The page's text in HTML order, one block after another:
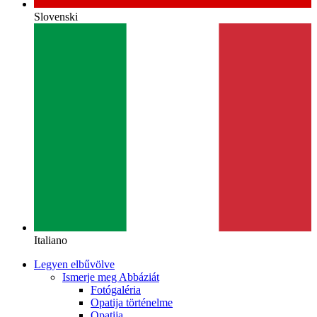
Slovenski
Italiano
Legyen elbűvölve
Ismerje meg Abbáziát
Fotógaléria
Opatija történelme